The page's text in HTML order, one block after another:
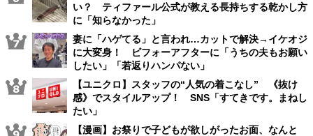
い？ ティファール公式が教える長持ちする乾かし方
に「知らなかった」
妻に「ハゲてる」と言われ…カットで解決→イケオジ
に大変身！ ビフォーアフターに「うちの夫もお願い
したい」「若返りハンパない」
【ユニクロ】スタッフの“人気の着こなし” 《抜け
感》でスタイルアップ！ SNS「すてきです。まねし
たい」
【漫画】お祭りで子どもが欲しがったお面、なんと